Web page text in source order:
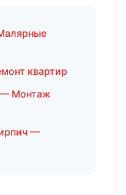
квартир
Монтаж
—